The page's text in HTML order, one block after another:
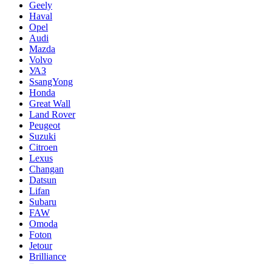
Geely
Haval
Opel
Audi
Mazda
Volvo
УАЗ
SsangYong
Honda
Great Wall
Land Rover
Peugeot
Suzuki
Citroen
Lexus
Changan
Datsun
Lifan
Subaru
FAW
Omoda
Foton
Jetour
Brilliance